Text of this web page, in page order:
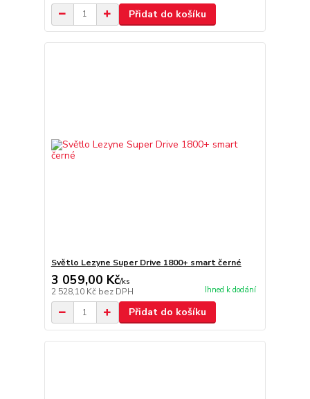
Přidat do košíku
Světlo Lezyne Super Drive 1800+ smart černé
3 059,00 Kč/ks
2 528,10 Kč bez DPH Ihned k dodání
Přidat do košíku